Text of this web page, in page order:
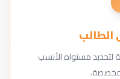
مستواه الأنسب